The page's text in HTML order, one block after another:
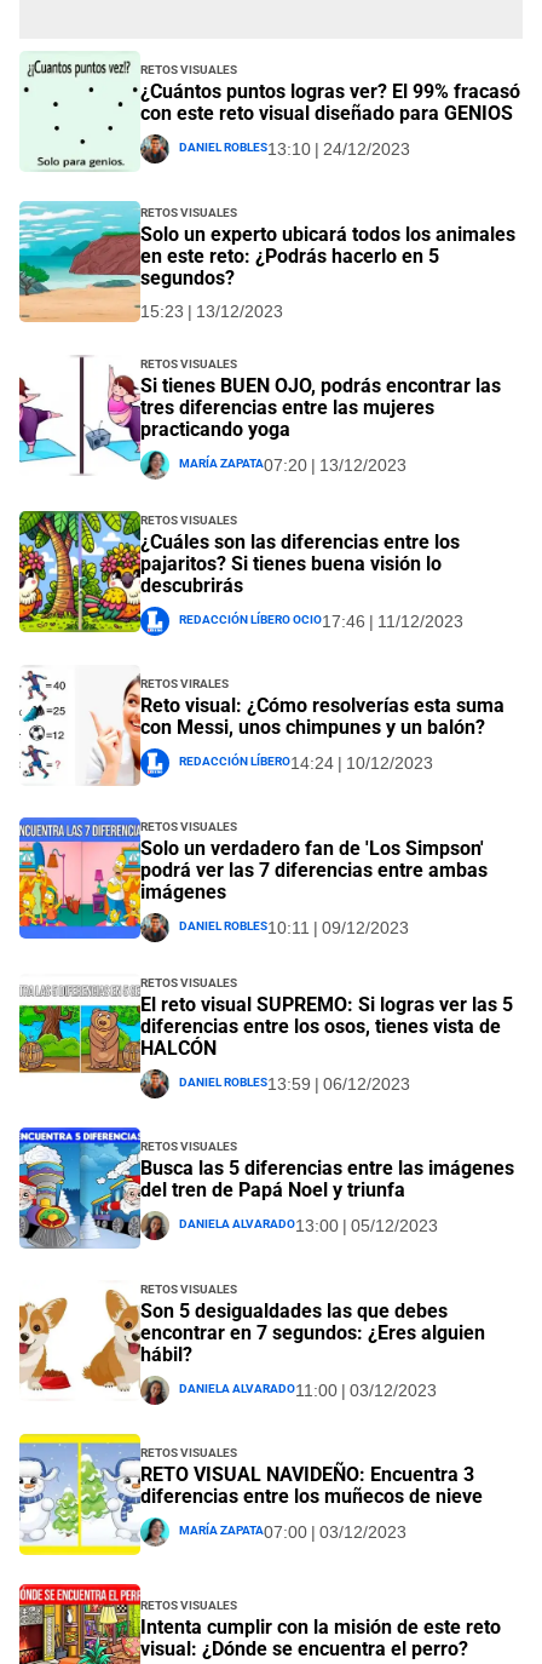
Retos visuales
¿Cuántos puntos logras ver? El 99% fracasó
con este reto visual diseñado para GENIOS
Daniel Robles13:10 | 24/12/2023
Retos visuales
Solo un experto ubicará todos los animales
en este reto: ¿Podrás hacerlo en 5
segundos?
15:23 | 13/12/2023
Retos visuales
Si tienes BUEN OJO, podrás encontrar las
tres diferencias entre las mujeres
practicando yoga
María Zapata07:20 | 13/12/2023
Retos visuales
¿Cuáles son las diferencias entre los
pajaritos? Si tienes buena visión lo
descubrirás
Redacción Líbero Ocio17:46 | 11/12/2023
Retos Virales
Reto visual: ¿Cómo resolverías esta suma
con Messi, unos chimpunes y un balón?
Redacción Líbero14:24 | 10/12/2023
Retos visuales
Solo un verdadero fan de 'Los Simpson'
podrá ver las 7 diferencias entre ambas
imágenes
Daniel Robles10:11 | 09/12/2023
Retos visuales
El reto visual SUPREMO: Si logras ver las 5
diferencias entre los osos, tienes vista de
HALCÓN
Daniel Robles13:59 | 06/12/2023
Retos visuales
Busca las 5 diferencias entre las imágenes
del tren de Papá Noel y triunfa
Daniela Alvarado13:00 | 05/12/2023
Retos visuales
Son 5 desigualdades las que debes
encontrar en 7 segundos: ¿Eres alguien
hábil?
Daniela Alvarado11:00 | 03/12/2023
Retos visuales
RETO VISUAL NAVIDEÑO: Encuentra 3
diferencias entre los muñecos de nieve
María Zapata07:00 | 03/12/2023
Retos visuales
Intenta cumplir con la misión de este reto
visual: ¿Dónde se encuentra el perro?